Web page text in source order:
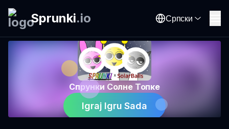
Sprunki.io Српски
Спрунки Солне Топке
Igraj Igru Sada